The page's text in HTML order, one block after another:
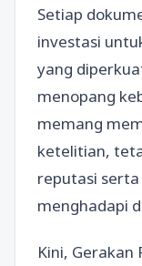
Setiap
investasi
yang
menopang
memang
ketelitian,
reputasi
menghadapi
Kini, Gerakan